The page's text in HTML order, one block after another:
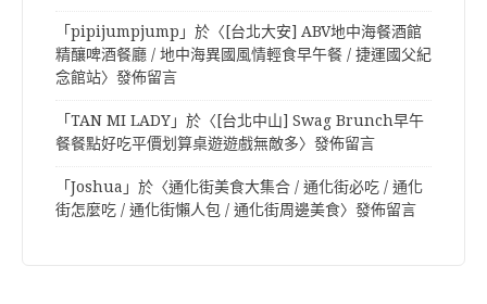
「pipijumpjump 」於〈 [台北大安] ABV地中海餐酒館
精釀啤酒餐廳 / 地中海異國風情輕食早午餐 / 捷運國父紀
念館站〉發佈留言
「TAN MI LADY」於〈 [台北中山] Swag Brunch早午
餐餐點好吃平價划算桌遊遊戲無敵多〉發佈留言
「Joshua 」於〈通化街美食大集合 / 通化街必吃 / 通化
街怎麼吃 / 通化街懶人包 / 通化街周邊美食〉發佈留言